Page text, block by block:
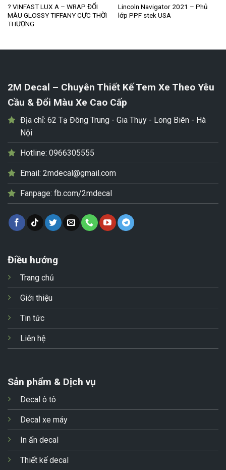
? VINFAST LUX A – WRAP ĐỔI
MÀU GLOSSY TIFFANY CỰC THỜI
THƯỢNG
Lincoln Navigator 2021 – Phủ
lớp PPF stek USA
2M Decal – Chuyên Thiết Kế Tem Xe Theo Yêu
Cầu & Đổi Màu Xe Cao Cấp
Địa chỉ: 62 Tạ Đông Trung - Gia Thụy - Long Biên - Hà
Nội
Hotline: 0966305555
Email: 2mdecal@gmail.com
Fanpage: fb.com/2mdecal
Điều hướng
Trang chủ
Giới thiệu
Tin tức
Liên hệ
Sản phẩm & Dịch vụ
Decal ô tô
Decal xe máy
In ấn decal
Thiết kế decal